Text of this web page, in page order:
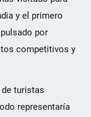
y el primero
por
competitivos y
turistas
representaría